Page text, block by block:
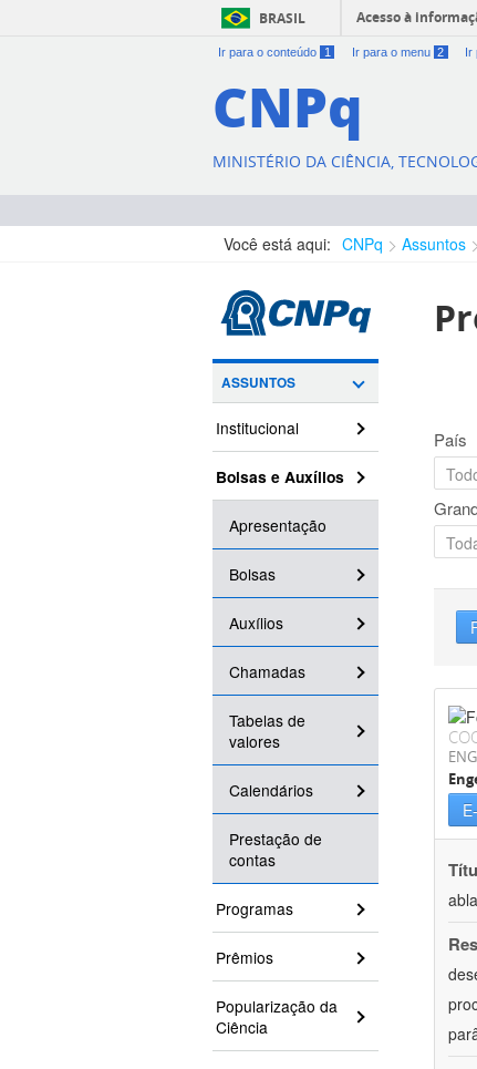
BRASIL Acesso à
Ir para o conteúdo 1 Ir para o menu 2 Ir
CNPq
MINISTÉRIO DA CIÊNCIA,
Você está aqui: CNPq Assuntos
ASSUNTOS
Institucional
Bolsas e Auxílios
Apresentação
Bolsas
Auxílios
Chamadas
Tabelas de
valores
Calendários
Prestação de
contas
Programas
Prêmios
Popularização da
Ciência
País